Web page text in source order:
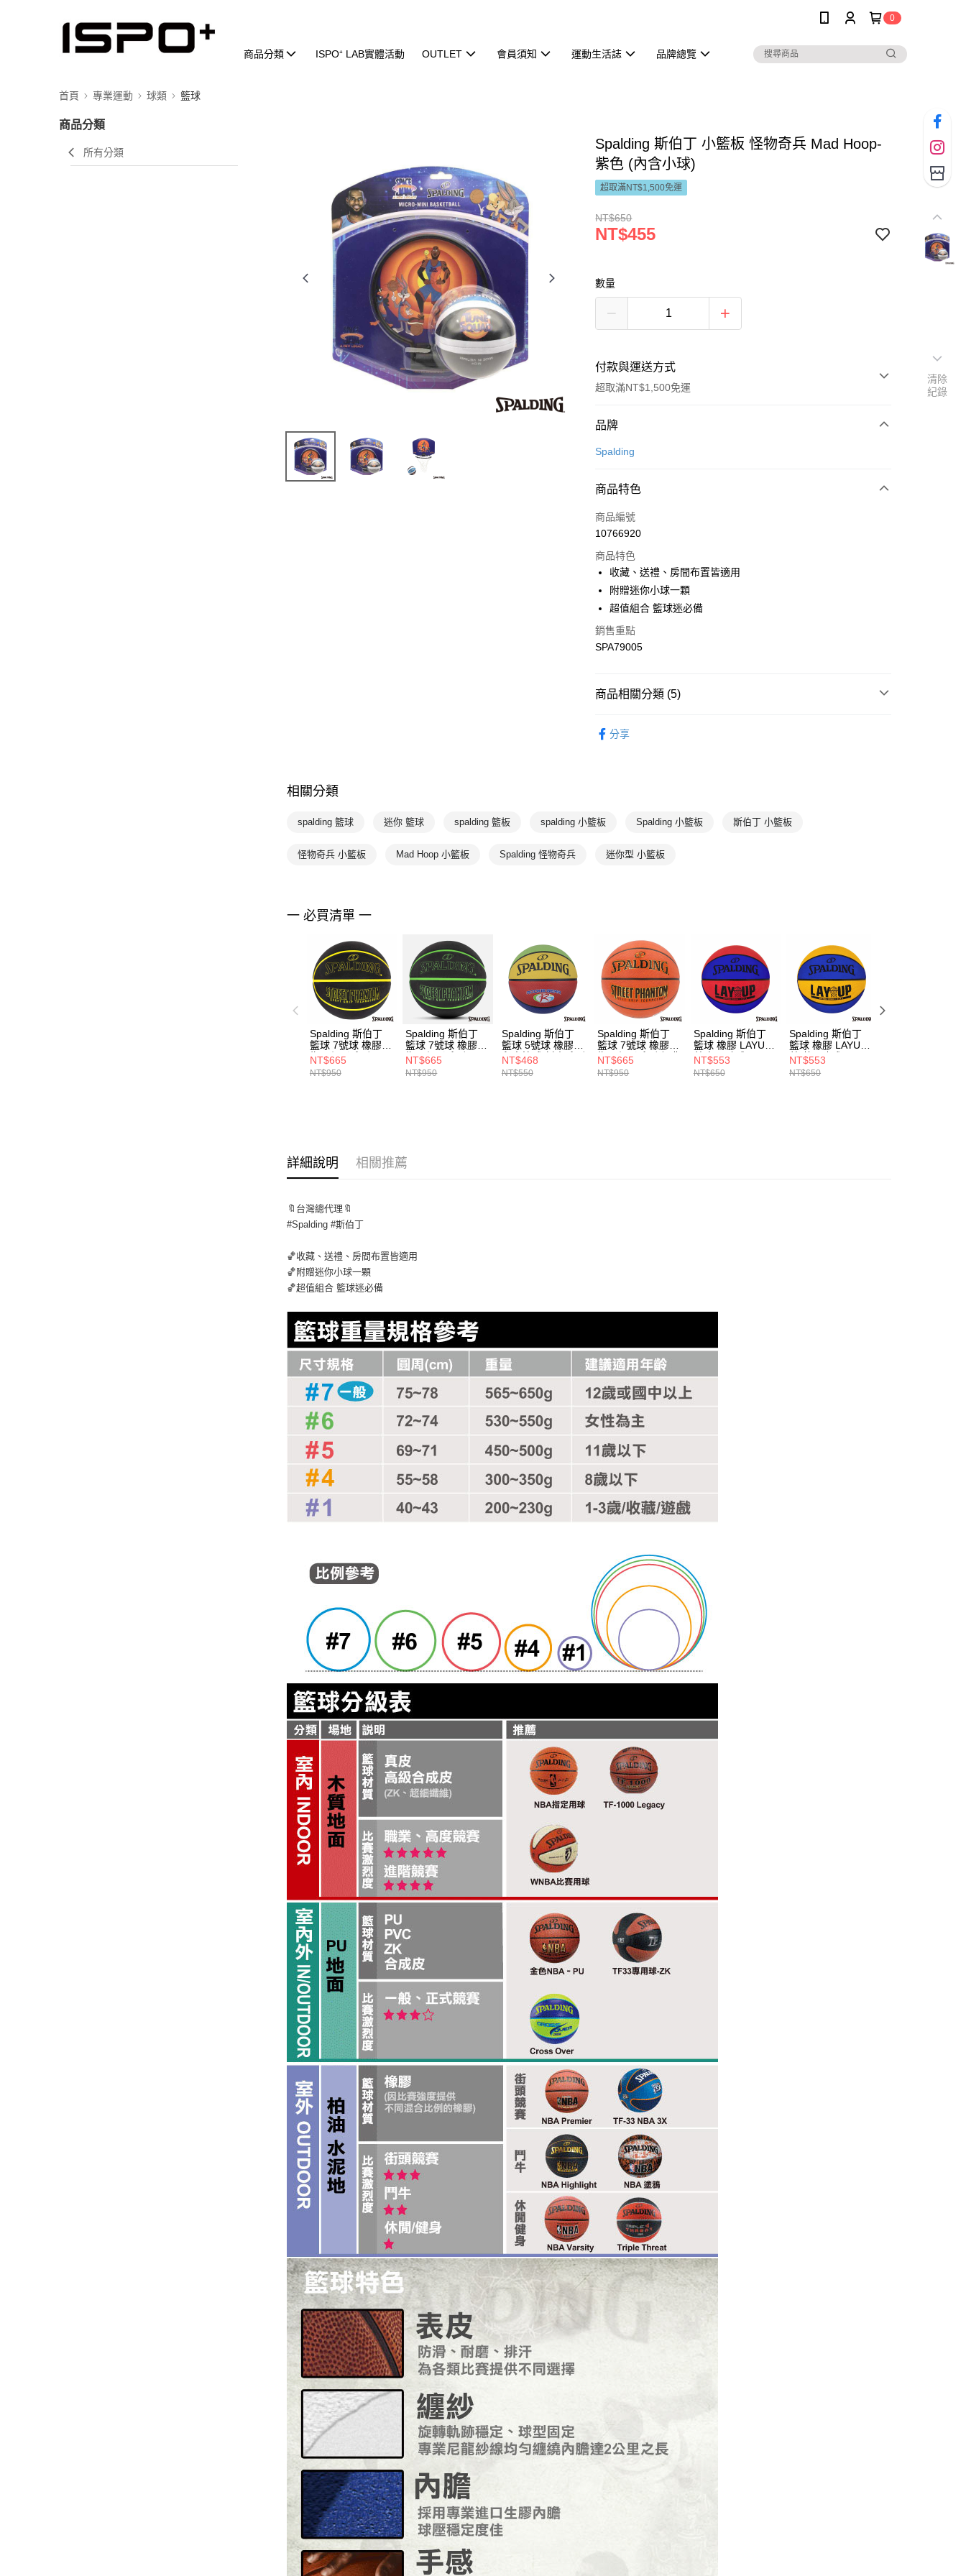
0
商品分類 ISPO⁺ LAB實體活動 OUTLET 會員須知 運動生活誌 品牌總覽
首頁 專業運動 球類 籃球
商品分類
所有分類
Spalding 斯伯丁 小籃板 怪物奇兵 Mad Hoop-
紫色 (內含小球)
超取滿NT$1,500免運
NT$650
NT$455
數量
付款與運送方式
超取滿NT$1,500免運
付款方式
信用卡一次付款
悠遊付
運送方式
7-11取貨(快速到店)
每筆NT$100，滿NT$1,500(含以上)免運費
宅配-本島
品牌
Spalding
商品特色
商品編號
10766920
商品特色
收藏、送禮、房間布置皆適用
附贈迷你小球一顆
超值組合 籃球迷必備
銷售重點
SPA79005
商品相關分類 (5)
💰千元好物專區
分享
相關分類
spalding 籃球 迷你 籃球 spalding 籃板 spalding 小籃板 Spalding 小籃板 斯伯丁 小籃板
怪物奇兵 小籃板 Mad Hoop 小籃板 Spalding 怪物奇兵 迷你型 小籃板
一 必買清單 一
Spalding 斯伯丁
籃球 7號球 橡膠
街頭幻影系列 黑/
黃 網路限定
NT$665
NT$950
Spalding 斯伯丁
籃球 7號球 橡膠
街頭幻影系列 黑/
綠 網路限定
NT$665
NT$950
Spalding 斯伯丁
籃球 5號球 橡膠
兒童籃球 新人系列
彩色
NT$468
NT$550
Spalding 斯伯丁
籃球 7號球 橡膠
街頭幻影系列 經典
橘 網路限定
NT$665
NT$950
Spalding 斯伯丁
籃球 橡膠 LAYUP
藍/紅 7號球
NT$553
NT$650
Spalding 斯伯丁
籃球 橡膠 LAYUP
藍/黃 7號球
NT$553
NT$650
詳細說明 相關推薦
🔖台灣總代理🔖
#Spalding #斯伯丁
🏀收藏、送禮、房間布置皆適用
🏀附贈迷你小球一顆
🏀超值組合 籃球迷必備
清除
紀錄